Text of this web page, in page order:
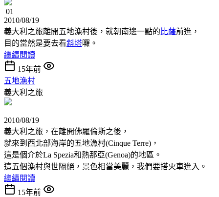
01
2010/08/19
義大利之旅離開五地漁村後，就朝南邊一點的 比薩前進，
目的當然是要去看斜塔囉。
繼續閱讀
15年前
五地漁村
義大利之旅
2010/08/19
義大利之旅，在離開佛羅倫斯之後，
就來到西北部海岸的五地漁村(Cinque Terre)，
這是個介於La Spezia和熱那亞(Genoa)的地區。
這五個漁村與世隔絕，景色相當美麗，我們要搭火車進入。
繼續閱讀
15年前